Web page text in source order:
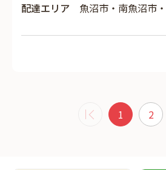
配達エリア
魚沼市・南魚沼市
1 2